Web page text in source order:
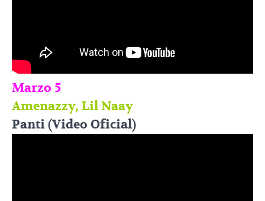
Marzo 5
Amenazzy, Lil Naay
Panti (Video Oficial)